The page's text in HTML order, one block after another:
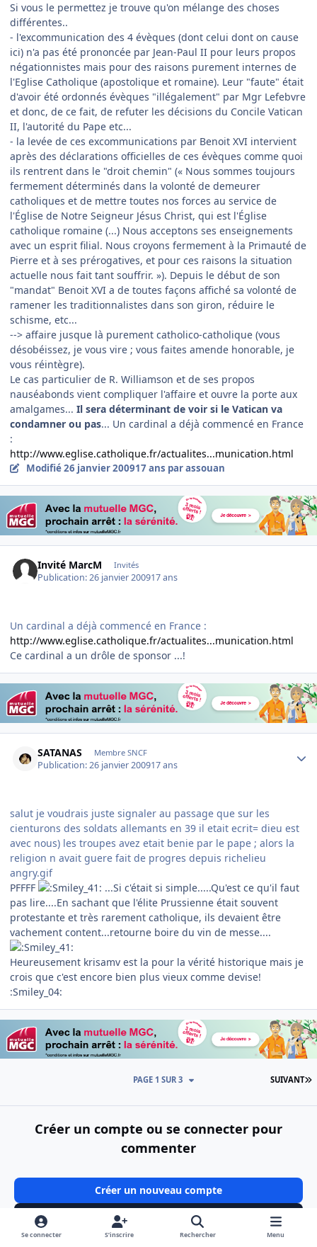
Si vous le permettez je trouve qu'on mélange des choses
différentes..
- l'excommunication des 4 évèques (dont celui dont on cause
ici) n'a pas été prononcée par Jean-Paul II pour leurs propos
négationnistes mais pour des raisons purement internes de
l'Eglise Catholique (apostolique et romaine). Leur "faute" était
d'avoir été ordonnés évèques "illégalement" par Mgr Lefebvre
et donc, de ce fait, de refuter les décisions du Concile Vatican
II, l'autorité du Pape etc...
- la levée de ces excommunications par Benoit XVI intervient
après des déclarations officielles de ces évèques comme quoi
ils rentrent dans le "droit chemin" (« Nous sommes toujours
fermement déterminés dans la volonté de demeurer
catholiques et de mettre toutes nos forces au service de
l'Église de Notre Seigneur Jésus Christ, qui est l'Église
catholique romaine (...) Nous acceptons ses enseignements
avec un esprit filial. Nous croyons fermement à la Primauté de
Pierre et à ses prérogatives, et pour ces raisons la situation
actuelle nous fait tant souffrir. »). Depuis le début de son
"mandat" Benoit XVI a de toutes façons affiché sa volonté de
ramener les traditionnalistes dans son giron, réduire le
schisme, etc...
--> affaire jusque là purement catholico-catholique (vous
désobéissez, je vous vire ; vous faites amende honorable, je
vous réintègre).
Le cas particulier de R. Williamson et de ses propos
nauséabonds vient compliquer l'affaire et ouvre la porte aux
amalgames... Il sera déterminant de voir si le Vatican va
condamner ou pas... Un cardinal a déjà commencé en France
:
http://www.eglise.catholique.fr/actualites...munication.html
Modifié26 janvier 200917 ans par assouan
Invité MarcM Invités
Publication:26 janvier 200917 ans
Un cardinal a déjà commencé en France :
http://www.eglise.catholique.fr/actualites...munication.html
Ce cardinal a un drôle de sponsor ...!
SATANAS Membre SNCF
Publication:26 janvier 200917 ans
salut je voudrais juste signaler au passage que sur les
cienturons des soldats allemants en 39 il etait ecrit= dieu est
avec nous) les troupes avez etait benie par le pape ; alors la
religion n avait guere fait de progres depuis richelieu
angry.gif
PFFFF
...Si c'était si simple.....Qu'est ce qu'il faut
pas lire....En sachant que l'élite Prussienne était souvent
protestante et très rarement catholique, ils devaient être
vachement content...retourne boire du vin de messe....
Heureusement krisamv est la pour la vérité historique mais je
crois que c'est encore bien plus vieux comme devise!
:Smiley_04:
SUIVANT
PAGE 1 SUR 3
Créer un compte ou se connecter pour
commenter
Créer un nouveau compte
Connectez-vous maintenant
Se connecter S’inscrire Rechercher Menu